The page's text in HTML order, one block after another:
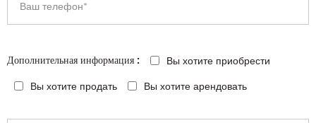
Дополнительная информация : Вы хотите приобрести
Вы хотите продать Вы хотите арендовать